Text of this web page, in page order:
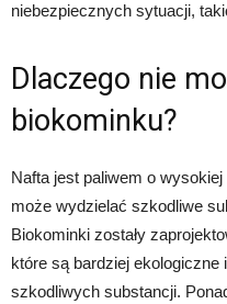
niebezpiecznych sytuacji,
Dlaczego nie
biokominku?
Nafta jest paliwem o
może wydzielać szkodliwe
Biokominki zostały
które są bardziej ekologiczne
szkodliwych substancji.